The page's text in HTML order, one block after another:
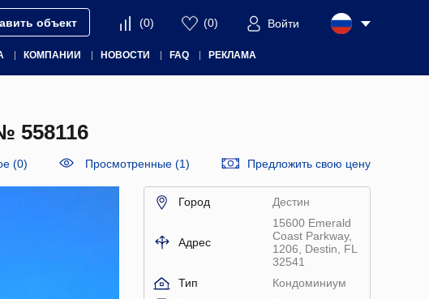
объект (0) (0) Войти
КОМПАНИИ НОВОСТИ FAQ РЕКЛАМА
(0) Просмотренные (1) Предложить свою цену
Город Дестин
Адрес
15600 Emerald
Coast Parkway,
1206, Destin, FL
32541
Тип
Кондоминиум